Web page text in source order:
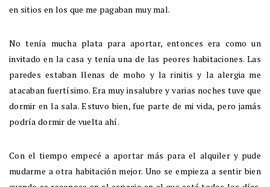
en sitios en los que me pagaban muy mal.
No tenía mucha plata para aportar, entonces era como un
invitado en la casa y tenía una de las peores habitaciones. Las
paredes estaban llenas de moho y la rinitis y la alergia me
atacaban fuertísimo. Era muy insalubre y varias noches tuve que
dormir en la sala. Estuvo bien, fue parte de mi vida, pero jamás
podría dormir de vuelta ahí.
Con el tiempo empecé a aportar más para el alquiler y pude
mudarme a otra habitación mejor. Uno se empieza a sentir bien